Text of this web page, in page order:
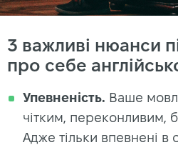
3 важливі нюанси
про себе
Упевненість. Ваше
чітким, переконливим,
Адже тільки впевнені в